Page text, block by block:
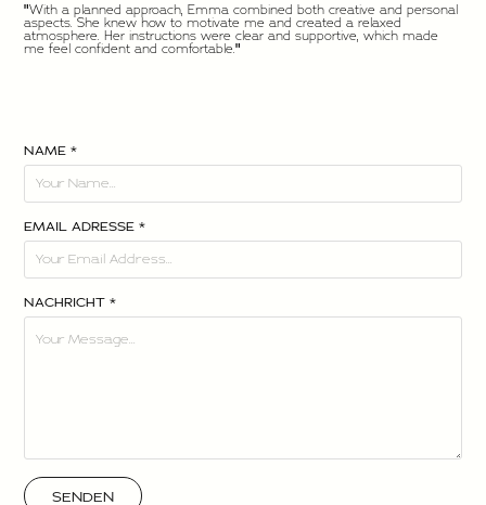
"With a planned approach, Emma combined both creative and personal
aspects. She knew how to motivate me and created a relaxed
atmosphere. Her instructions were clear and supportive, which made
me feel confident and comfortable."
NAME *
EMAIL ADRESSE *
NACHRICHT *
SENDEN